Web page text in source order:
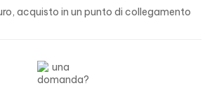
acquisto in un punto di collegamento